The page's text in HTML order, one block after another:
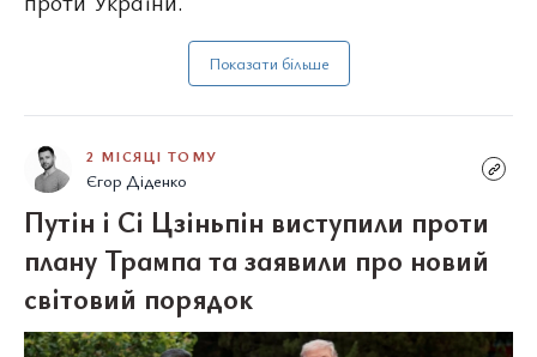
Показати більше
2 МІСЯЦІ ТОМУ
Єгор Діденко
Путін і Сі Цзіньпін виступили проти
плану Трампа та заявили про новий
світовий порядок